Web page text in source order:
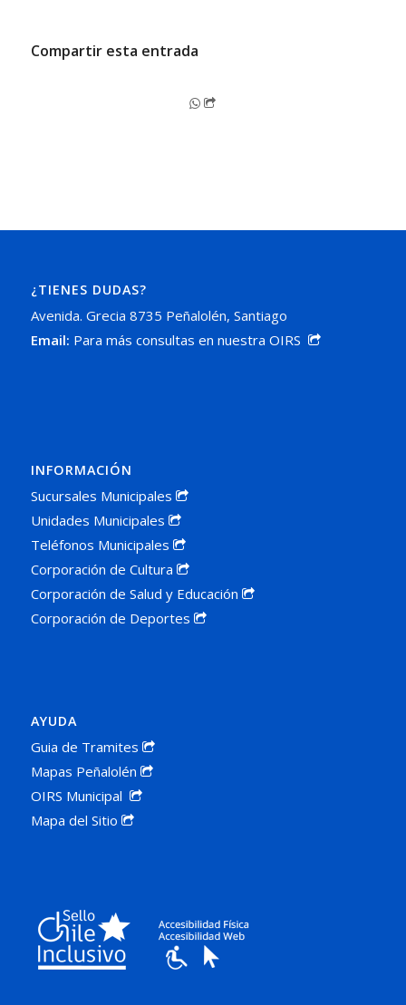
Compartir esta entrada
¿TIENES DUDAS?
Avenida. Grecia 8735 Peñalolén, Santiago
Email: Para más consultas en nuestra OIRS
INFORMACIÓN
Sucursales Municipales
Unidades Municipales
Teléfonos Municipales
Corporación de Cultura
Corporación de Salud y Educación
Corporación de Deportes
AYUDA
Guia de Tramites
Mapas Peñalolén
OIRS Municipal
Mapa del Sitio